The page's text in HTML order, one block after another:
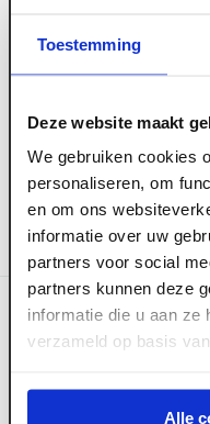
Toestemming
Deze website maakt
We gebruiken cookies
personaliseren, om
en om ons
informatie over uw
partners voor social
partners kunnen deze
informatie die u aan ze
verzameld op basis
Alle
We konden
Categoriëen